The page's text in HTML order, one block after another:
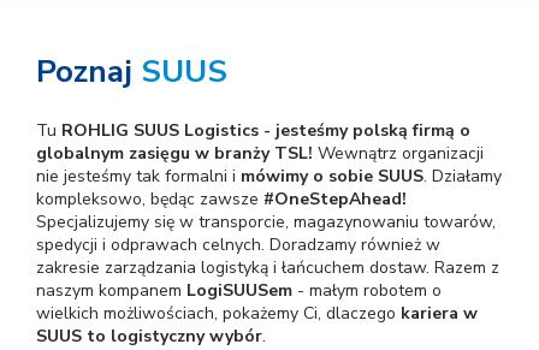
Poznaj SUUS
Tu ROHLIG SUUS Logistics - jesteśmy polską firmą o
globalnym zasięgu w branży TSL! Wewnątrz organizacji
nie jesteśmy tak formalni i mówimy o sobie SUUS. Działamy
kompleksowo, będąc zawsze #OneStepAhead!
Specjalizujemy się w transporcie, magazynowaniu towarów,
spedycji i odprawach celnych. Doradzamy również w
zakresie zarządzania logistyką i łańcuchem dostaw. Razem z
naszym kompanem LogiSUUSem- małym robotem o
wielkich możliwościach, pokażemy Ci, dlaczego kariera w
SUUS to logistyczny wybór.